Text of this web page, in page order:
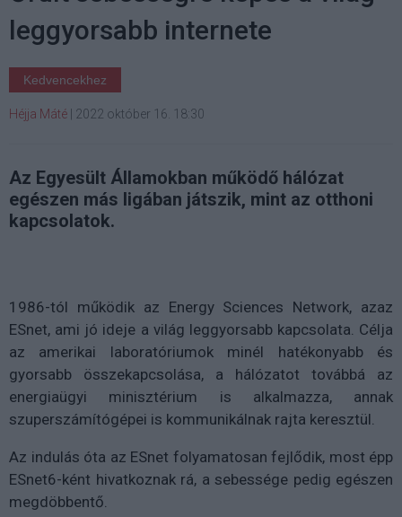
leggyorsabb internete
Kedvencekhez
Héjja Máté 2022 október 16. 18:30
Az Egyesült Államokban működő hálózat
egészen más ligában játszik, mint az otthoni
kapcsolatok.
1986-tól működik az Energy Sciences Network, azaz
ESnet, ami jó ideje a világ leggyorsabb kapcsolata. Célja
az amerikai laboratóriumok minél hatékonyabb és
gyorsabb összekapcsolása, a hálózatot továbbá az
energiaügyi minisztérium is alkalmazza, annak
szuperszámítógépei is kommunikálnak rajta keresztül.
Az indulás óta az ESnet folyamatosan fejlődik, most épp
ESnet6-ként hivatkoznak rá, a sebessége pedig egészen
megdöbbentő.